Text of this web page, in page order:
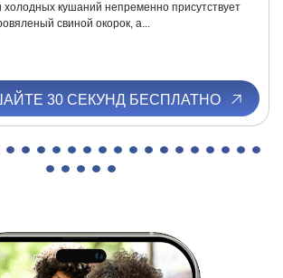
холодных кушаний непременно присутствует
свиной окорок, а...
30 СЕКУНД БЕСПЛАТНО